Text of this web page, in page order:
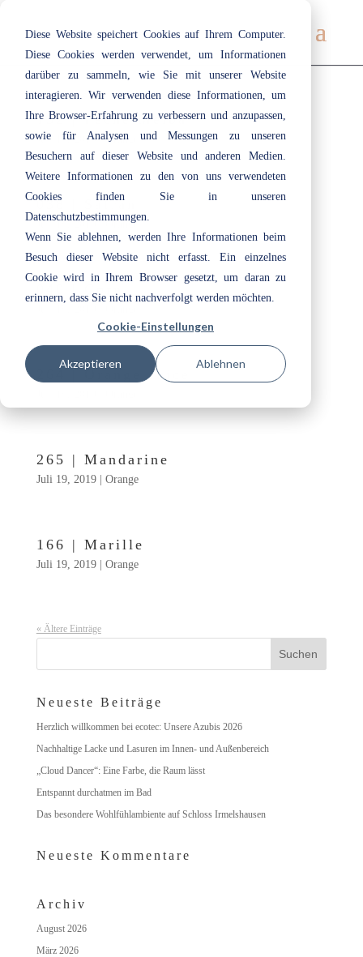
Diese Website speichert Cookies auf Ihrem Computer.
Diese Cookies werden verwendet, um Informationen
darüber zu sammeln, wie Sie mit unserer Website
interagieren. Wir verwenden diese Informationen, um
Ihre Browser-Erfahrung zu verbessern und anzupassen,
sowie für Analysen und Messungen zu unseren
Besuchern auf dieser Website und anderen Medien.
Weitere Informationen zu den von uns verwendeten
Cookies finden Sie in unseren
Datenschutzbestimmungen.
Wenn Sie ablehnen, werden Ihre Informationen beim
Besuch dieser Website nicht erfasst. Ein einzelnes
Cookie wird in Ihrem Browser gesetzt, um daran zu
erinnern, dass Sie nicht nachverfolgt werden möchten.
Cookie-Einstellungen
Akzeptieren Ablehnen
132 | Pêche Melba
Juli 19, 2019|Orange
038 | Safran
Juli 19, 2019|Orange
040 | Corn
264 | Orange Juice
265 | Mandarine
Juli 19, 2019| Orange
166 | Marille
Juli 19, 2019| Orange
« Ältere Einträge
Neueste Beiträge
Herzlich willkommen bei ecotec: Unsere Azubis 2026
Nachhaltige Lacke und Lasuren im Innen- und Außenbereich
„Cloud Dancer“: Eine Farbe, die Raum lässt
Entspannt durchatmen im Bad
Das besondere Wohlfühlambiente auf Schloss Irmelshausen
Neueste Kommentare
Archiv
August 2026
März 2026